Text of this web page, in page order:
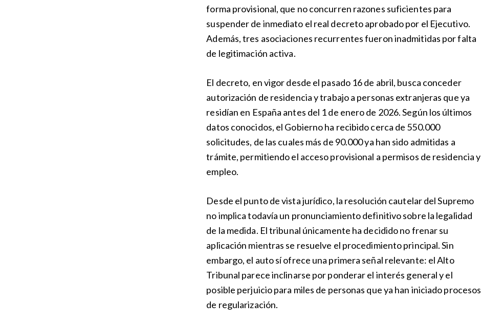
forma provisional, que no concurren razones suficientes para
suspender de inmediato el real decreto aprobado por el Ejecutivo.
Además, tres asociaciones recurrentes fueron inadmitidas por falta
de legitimación activa.
El decreto, en vigor desde el pasado 16 de abril, busca conceder
autorización de residencia y trabajo a personas extranjeras que ya
residían en España antes del 1 de enero de 2026. Según los últimos
datos conocidos, el Gobierno ha recibido cerca de 550.000
solicitudes, de las cuales más de 90.000 ya han sido admitidas a
trámite, permitiendo el acceso provisional a permisos de residencia y
empleo.
Desde el punto de vista jurídico, la resolución cautelar del Supremo
no implica todavía un pronunciamiento definitivo sobre la legalidad
de la medida. El tribunal únicamente ha decidido no frenar su
aplicación mientras se resuelve el procedimiento principal. Sin
embargo, el auto sí ofrece una primera señal relevante: el Alto
Tribunal parece inclinarse por ponderar el interés general y el
posible perjuicio para miles de personas que ya han iniciado procesos
de regularización.